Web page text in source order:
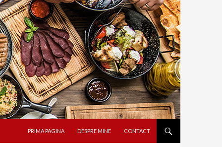
PRIMA PAGINA
DESPRE MINE CONTACT